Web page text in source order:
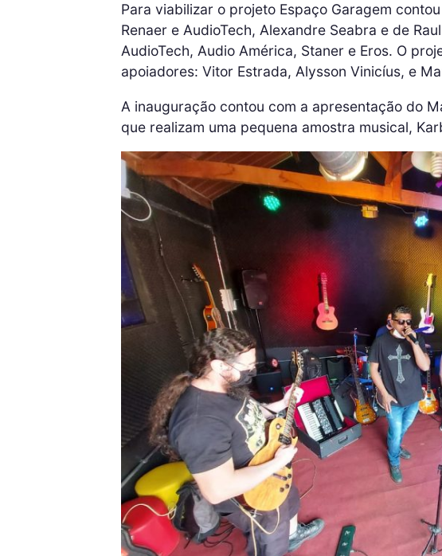
Para viabilizar o projeto Espaço Garagem
Renaer e AudioTech, Alexandre Seabra e de
AudioTech, Audio América, Staner e Eros. O
apoiadores: Vitor Estrada, Alysson Vinicíus, e
A inauguração contou com a apresentação do
que realizam uma pequena amostra musical,